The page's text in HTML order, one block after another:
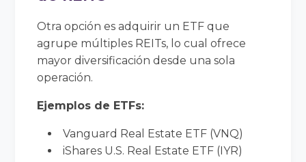
Otra opción es adquirir un ETF que
agrupe múltiples REITs, lo cual ofrece
mayor diversificación desde una sola
operación.
Ejemplos de ETFs:
Vanguard Real Estate ETF (VNQ)
iShares U.S. Real Estate ETF (IYR)